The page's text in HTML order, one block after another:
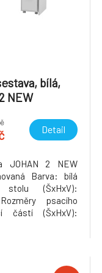
bílá,
NEW
Detail
JOHAN 2 NEW
Barva: bílá
stolu (ŠxHxV):
psacího
částí (ŠxHxV):